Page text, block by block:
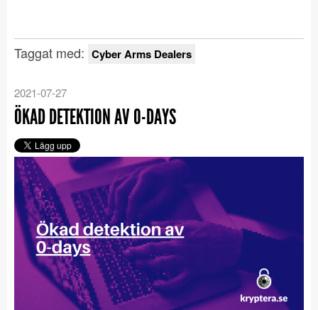
Taggat med: Cyber Arms Dealers
2021-07-27
ÖKAD DETEKTION AV 0-DAYS